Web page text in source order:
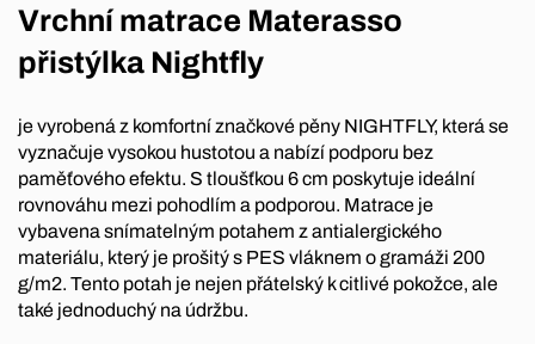
Vrchní matrace Materasso
přistýlka Nightfly
je vyrobená z komfortní značkové pěny NIGHTFLY, která se
vyznačuje vysokou hustotou a nabízí podporu bez
paměťového efektu. S tloušťkou 6 cm poskytuje ideální
rovnováhu mezi pohodlím a podporou. Matrace je
vybavena snímatelným potahem z antialergického
materiálu, který je prošitý s PES vláknem o gramáži 200
g/m2. Tento potah je nejen přátelský k citlivé pokožce, ale
také jednoduchý na údržbu.